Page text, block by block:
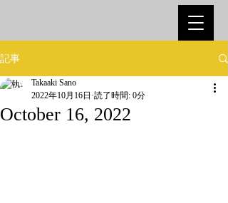
記事
October 16, 2022
Takaaki Sano
2022年10月16日 読了時間: 0分